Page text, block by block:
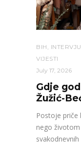
BIH INTERVJU
VIJESTI
July 17, 2026
Gdje
Žužić-
Postoje priče
nego